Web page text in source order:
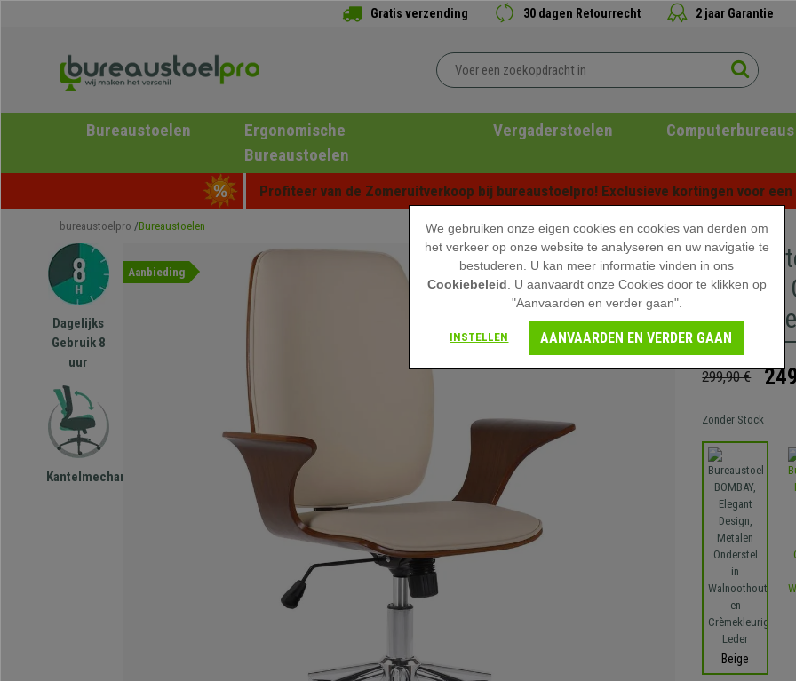
Gratis verzending 30 dagen Retourrecht 2 jaar Garantie
Bureaustoelen
Ergonomische
Bureaustoelen
Vergaderstoelen Computerbureaus
Profiteer van de Zomeruitverkoop bij bureaustoelpro! Exclusieve kortingen voor
bureaustoelpro Bureaustoelen
Dagelijks
Gebruik 8
uur
Kantelmechanisme
Aanbieding
Metalen
299,90 €
Zonder Stock
Beige
We gebruiken onze eigen cookies en cookies van derden om
het verkeer op onze website te analyseren en uw navigatie te
bestuderen. U kan meer informatie vinden in ons
Cookiebeleid . U aanvaardt onze Cookies door te klikken op
"Aanvaarden en verder gaan".
INSTELLEN AANVAARDEN EN VERDER GAAN